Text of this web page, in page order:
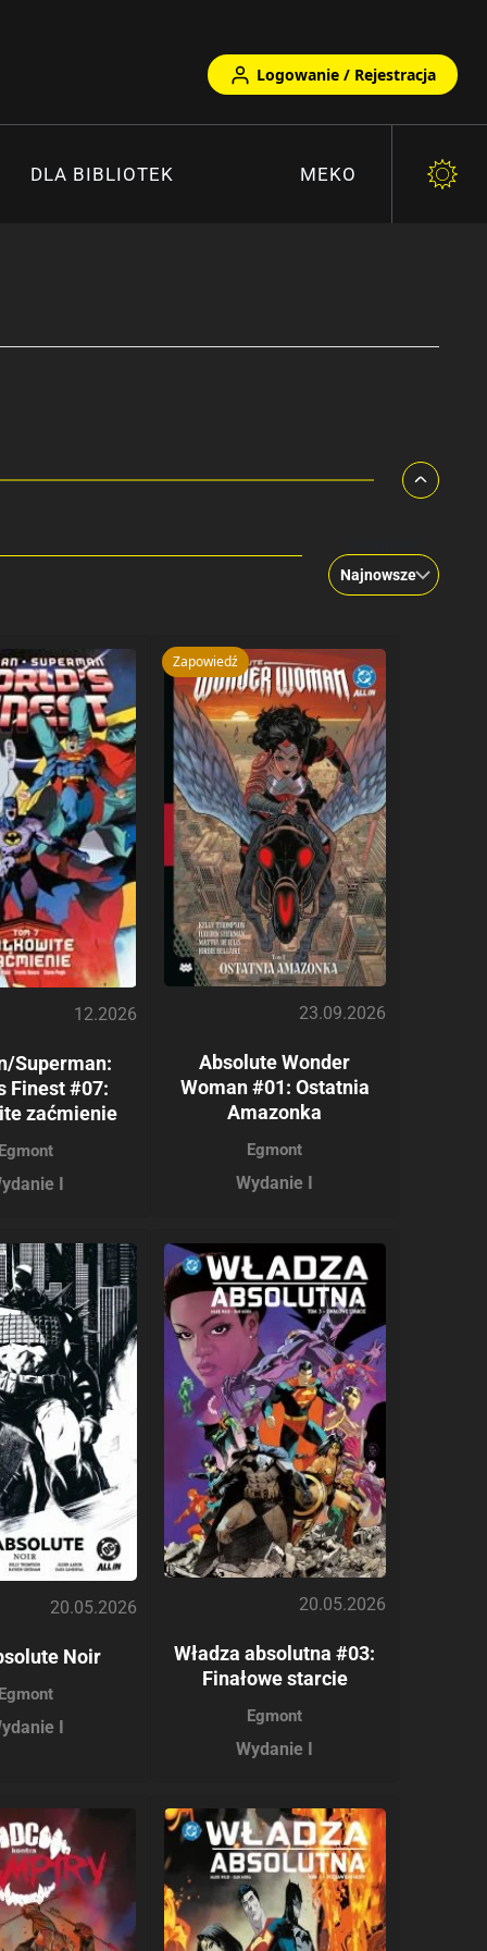
Logowanie / Rejestracja
DLA BIBLIOTEK MEKO
12.2026
Superman:
Finest #07:
zaćmienie
I
Zapowiedź
23.09.2026
Absolute Wonder
Woman #01: Ostatnia
Amazonka
Egmont
Wydanie I
20.05.2026
Noir
I
20.05.2026
Władza absolutna #03:
Finałowe starcie
Egmont
Wydanie I